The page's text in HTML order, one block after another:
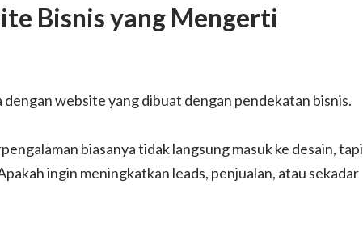
Bisnis yang Mengerti
website yang dibuat dengan pendekatan bisnis.
biasanya tidak langsung masuk ke desain, tapi
ingin meningkatkan leads, penjualan, atau sekadar